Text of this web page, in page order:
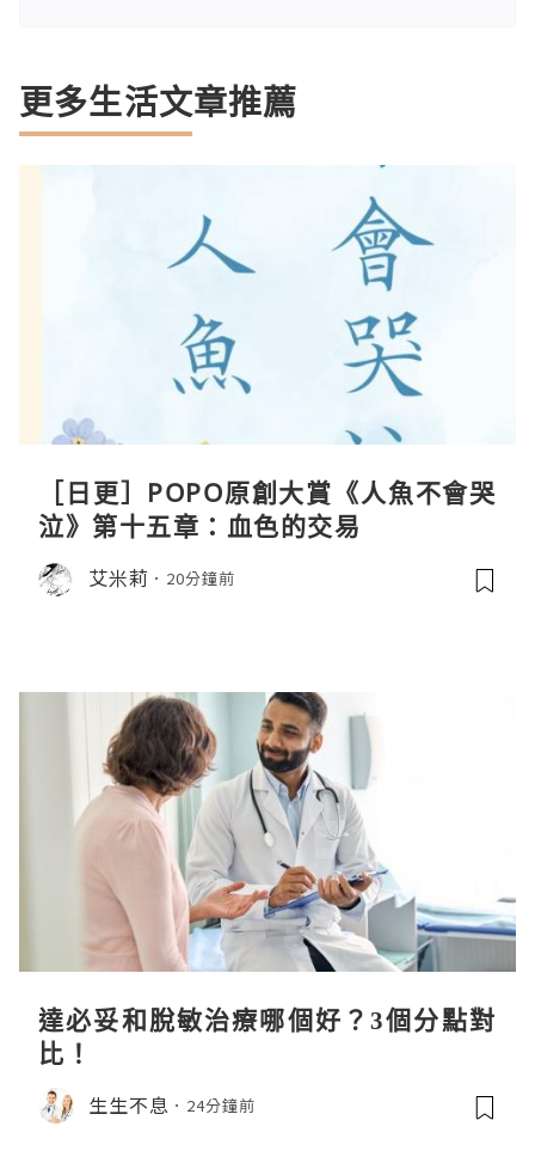
更多生活文章推薦
［日更］POPO原創大賞《人魚不會哭
泣》第十五章：血色的交易
艾米莉 20分鐘前
達必妥和脫敏治療哪個好？3個分點對
比！
生生不息 24分鐘前